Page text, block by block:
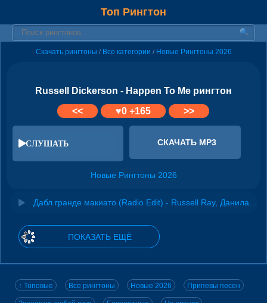
Топ Рингтон
Скачать рингтоны / Все категории / Новые Рингтоны 2026
Russell Dickerson - Happen To Me рингтон
<<
♥0+165 >>
СЛУШАТЬ СКАЧАТЬ MP3
Новые Рингтоны 2026
ПОКАЗАТЬ ЕЩЁ
↑ Топовые Все рингтоны Новые 2026 Припевы песен